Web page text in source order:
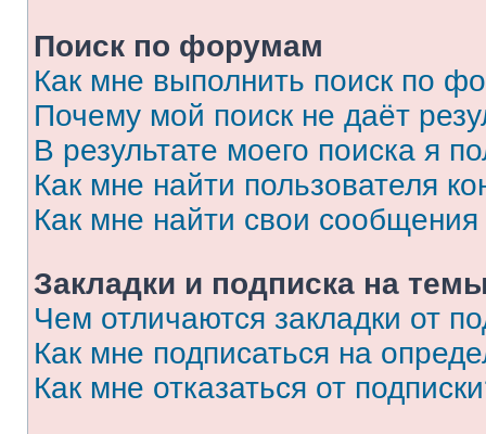
Поиск по форумам
Как мне выполнить поиск по
Почему мой поиск не даёт
В результате моего поиска я
Как мне найти пользователя
Как мне найти свои
Закладки и подписка на
Чем отличаются закладки от
Как мне подписаться на
Как мне отказаться от